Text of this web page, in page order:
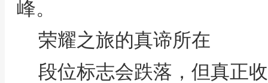
峰。
荣耀之旅的真谛所在
段位标志会跌落，但真正